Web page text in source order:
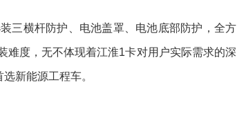
横杆防护、电池盖罩、电池底部防护，全方
难度，无不体现着江淮1卡对用户实际需求的深
新能源工程车。